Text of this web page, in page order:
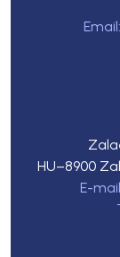
Email:
HU–8900
E-